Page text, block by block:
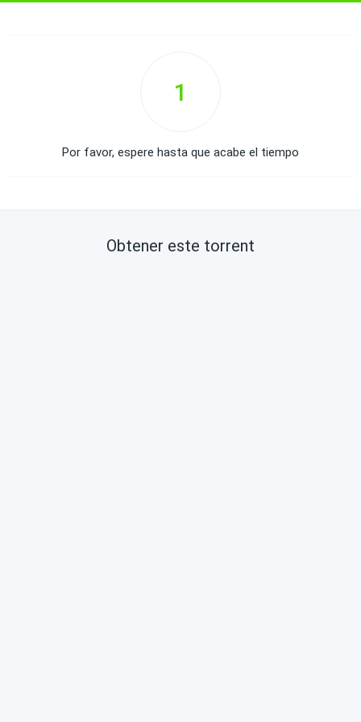
1
Por favor, espere hasta que acabe el tiempo
Obtener este torrent